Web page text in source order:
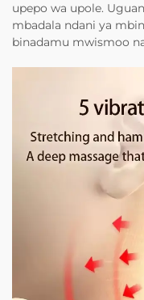
upepo wa upole.
mbadala ndani ya
binadamu mwismoo